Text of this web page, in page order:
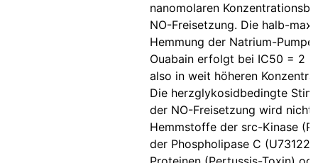
nanomolaren
NO-Freisetzung. Die halb-
Hemmung der Natrium-Pumpe
Ouabain erfolgt bei IC50 = 2 x
also in weit höheren
Die herzglykosidbedingte
der NO-Freisetzung wird nicht
Hemmstoffe der src-Kinase
der Phospholipase C